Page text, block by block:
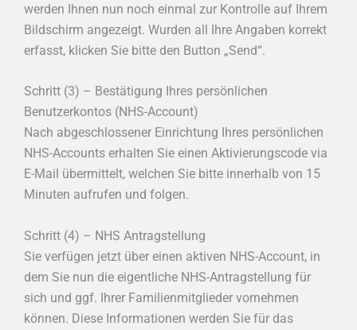
werden Ihnen nun noch einmal zur Kontrolle auf Ihrem
Bildschirm angezeigt. Wurden all Ihre Angaben korrekt
erfasst, klicken Sie bitte den Button „Send“.
Schritt (3) – Bestätigung Ihres persönlichen
Benutzerkontos (NHS-Account)
Nach abgeschlossener Einrichtung Ihres persönlichen
NHS-Accounts erhalten Sie einen Aktivierungscode via
E-Mail übermittelt, welchen Sie bitte innerhalb von 15
Minuten aufrufen und folgen.
Schritt (4) – NHS Antragstellung
Sie verfügen jetzt über einen aktiven NHS-Account, in
dem Sie nun die eigentliche NHS-Antragstellung für
sich und ggf. Ihrer Familienmitglieder vornehmen
können. Diese Informationen werden Sie für das